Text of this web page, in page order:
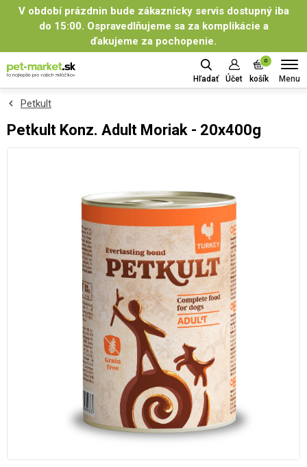
V období prázdnin bude zákaznícky servis dostupný iba
do 15:00. Ospravedlňujeme sa za komplikácie a
ďakujeme za pochopenie.
Hľadať Účet
0
košík Menu
Petkult
Petkult Konz. Adult Moriak - 20x400g